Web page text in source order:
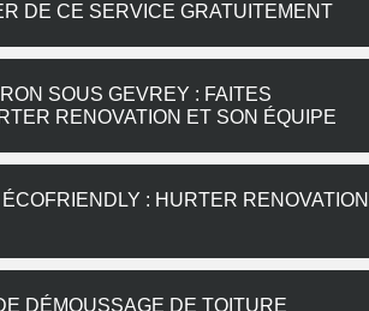
DE CE SERVICE GRATUITEMENT
SOUS GEVREY : FAITES
RENOVATION ET SON ÉQUIPE
: HURTER RENOVATION
DÉMOUSSAGE DE TOITURE